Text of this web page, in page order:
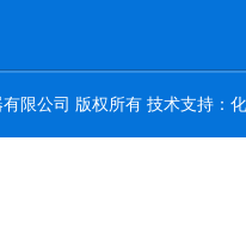
限公司 版权所有 技术支持：